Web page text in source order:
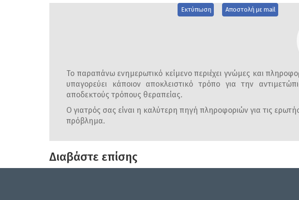
Εκτύπωση Αποστολή με mail
Το παραπάνω ενημερωτικό κείμενο περιέχει γνώμες και
υπαγορεύει κάποιον αποκλειστικό τρόπο για την
αποδεκτούς τρόπους θεραπείας.
Ο γιατρός σας είναι η καλύτερη πηγή πληροφοριών για τις
πρόβλημα.
Διαβάστε επίσης